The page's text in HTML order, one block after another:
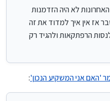
לא היה הזדמנות
אז אין איך למדוד את זה
הרפתקאות ולהגיד רק
'האם אני המשקיע הנכון':